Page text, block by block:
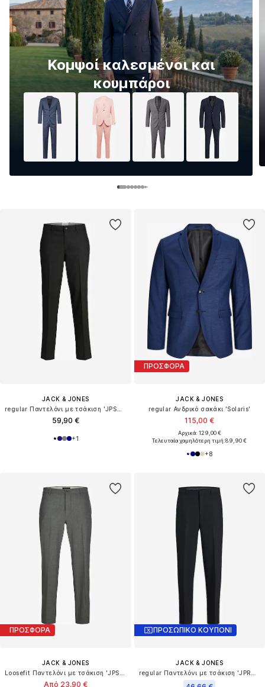
Κομψοί καλεσμένοι και
κουμπάροι
JACK & JONES
59,90 €
+1
ΠΡΟΣΦΟΡΑ
JACK & JONES
regular Ανδρικό σακάκι 'Solaris'
115,00 €
Αρχικά: 129,00 €
Τελευταία χαμηλότερη τιμή:89,90 €
+8
ΠΡΟΣΦΟΡΑ
JACK & JONES
Από 23,90 €
ΠΡΟΣΩΠΙΚΟ ΚΟΥΠΟΝΙ
JACK & JONES